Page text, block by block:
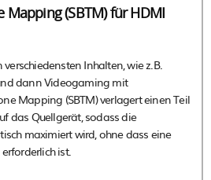
Mapping (SBTM) für HDMI
Inhalten, wie z.B.
dann Videogaming mit
Mapping (SBTM) verlagert einen Teil
das Quellgerät, sodass die
maximiert wird, ohne dass eine
ist.